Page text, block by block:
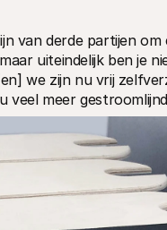
van derde partijen
uiteindelijk ben je
we zijn nu vrij
veel meer